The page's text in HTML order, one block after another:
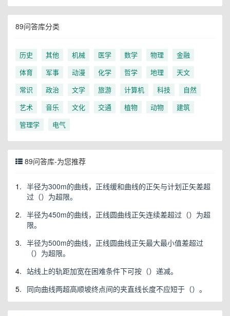
89问答库分类
历史 其他 机械 医学 数学 物理
金融
体育
军事 动漫 化学 哲学 地理
天文
常识
政治 文学 旅游 计算机 科技
自然
艺术
音乐 文化 交通 植物 动物
建筑
管理学
电气
89问答库-为您推荐
1. 半径为300m的曲线，正线缓和曲线的正矢与计划正矢差超
过（）为超限。
2. 半径为450m的曲线，正线圆曲线正矢连续差超过（）为超
限。
3. 半径为500m的曲线，正线圆曲线正矢最大最小值差超过
（）为超限。
4. 站线上的轨距加宽在困难条件下可按（）递减。
5. 同向曲线两超高顺坡终点间的夹直线长度不应短于（）。